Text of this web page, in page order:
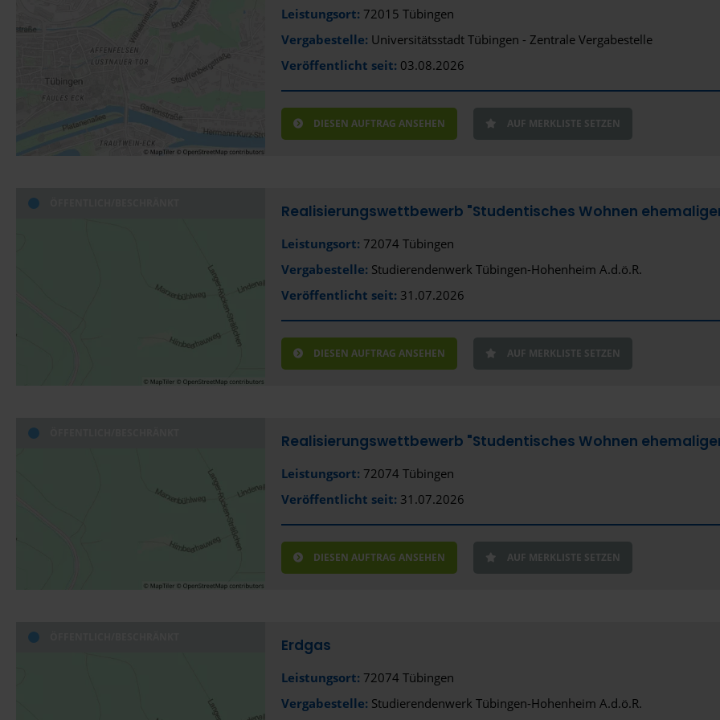
Leistungsort: 72015 Tübingen
Vergabestelle: Universitätsstadt Tübingen - Zentrale Vergabestelle
Veröffentlicht seit: 03.08.2026
DIESEN AUFTRAG ANSEHEN AUF MERKLISTE SETZEN
Realisierungswettbewerb "Studentisches Wohnen
Leistungsort: 72074 Tübingen
Vergabestelle: Studierendenwerk Tübingen-Hohenheim A.d.ö.R.
Veröffentlicht seit: 31.07.2026
DIESEN AUFTRAG ANSEHEN AUF MERKLISTE SETZEN
Realisierungswettbewerb "Studentisches Wohnen
Leistungsort: 72074 Tübingen
Veröffentlicht seit: 31.07.2026
DIESEN AUFTRAG ANSEHEN AUF MERKLISTE SETZEN
Erdgas
Leistungsort: 72074 Tübingen
Vergabestelle: Studierendenwerk Tübingen-Hohenheim A.d.ö.R.